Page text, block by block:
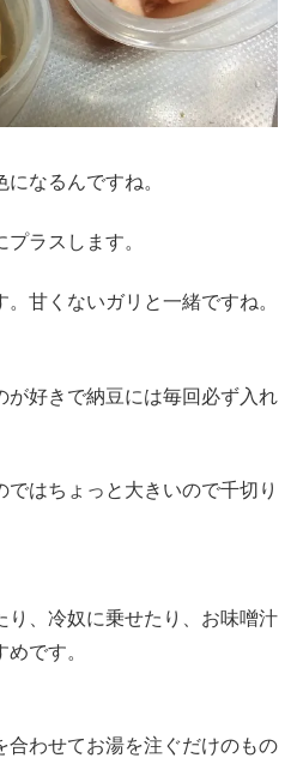
なるんですね。
ラスします。
甘くないガリと一緒ですね。
が好きで納豆には毎回必ず入れ
はちょっと大きいので千切り
り、冷奴に乗せたり、お味噌汁
です。
合わせてお湯を注ぐだけのもの